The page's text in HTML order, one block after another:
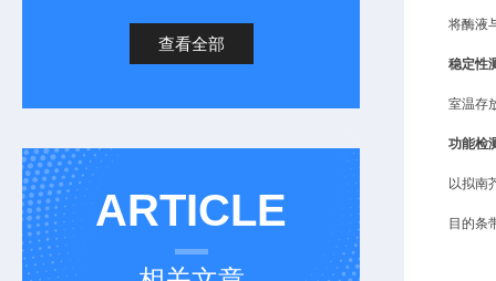
查看全部
ARTICLE
将酶液
稳定性
室温存
功能检
以拟南
目的条